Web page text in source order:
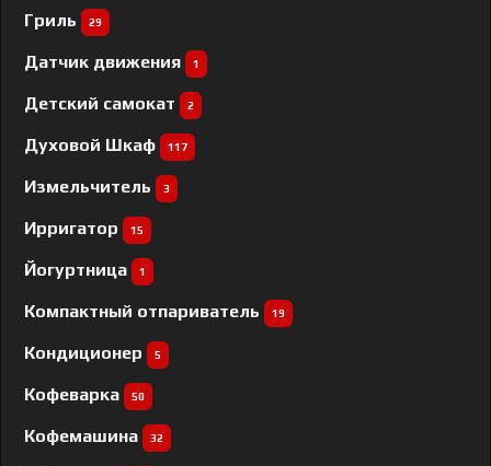
Гриль 29
Датчик движения 1
Детский самокат 2
Духовой Шкаф 117
Измельчитель 3
Ирригатор 15
Йогуртница 1
Компактный отпариватель 19
Кондиционер 5
Кофеварка 50
Кофемашина 32